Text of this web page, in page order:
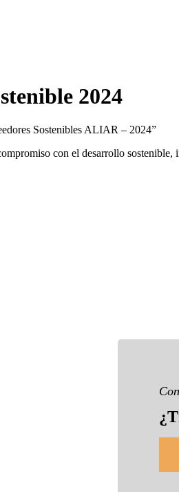
2024
Sostenibles ALIAR – 2024”
con el desarrollo